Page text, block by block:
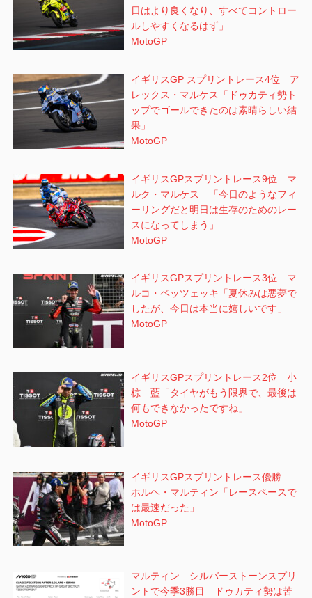
日はより良くなり、すべてコントロー
ルしやすくなるはず」
MotoGP
イギリスGP スプリントレース4位 ア
レックス・マルケス「ドゥカティ勢ト
ップでゴールできたのは素晴らしい結
果」
MotoGP
イギリスGPスプリントレース9位 マ
ルク・マルケス 「今日のようなフィ
ーリングだと明日は生存のためのレー
スになってしまう」
MotoGP
イギリスGPスプリントレース3位 マ
ルコ・ベッツェッキ「夏休みは悪夢で
したが、今日は本当に嬉しいです」
MotoGP
イギリスGPスプリントレース2位 小
椋 藍「タイヤがもう限界で、最後は
何もできなかったですね」
MotoGP
イギリスGPスプリントレース優勝
ホルヘ・マルティン「レースペースで
は最速だった」
MotoGP
マルティン シルバーストーンスプリ
ントで今季3勝目 ドゥカティ勢は苦